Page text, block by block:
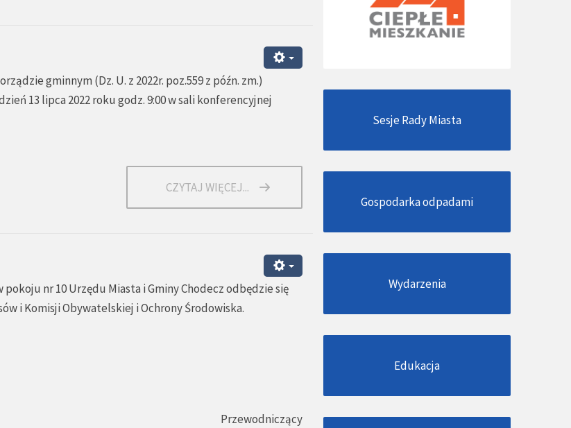
gminnym (Dz. U. z 2022r. poz.559 z późn. zm.)
13 lipca 2022 roku godz. 9:00 w sali konferencyjnej
CZYTAJ WIĘCEJ...
nr 10 Urzędu Miasta i Gminy Chodecz odbędzie się
i Komisji Obywatelskiej i Ochrony Środowiska.
Przewodniczący
Sesje Rady Miasta
Gospodarka odpadami
Wydarzenia
Edukacja